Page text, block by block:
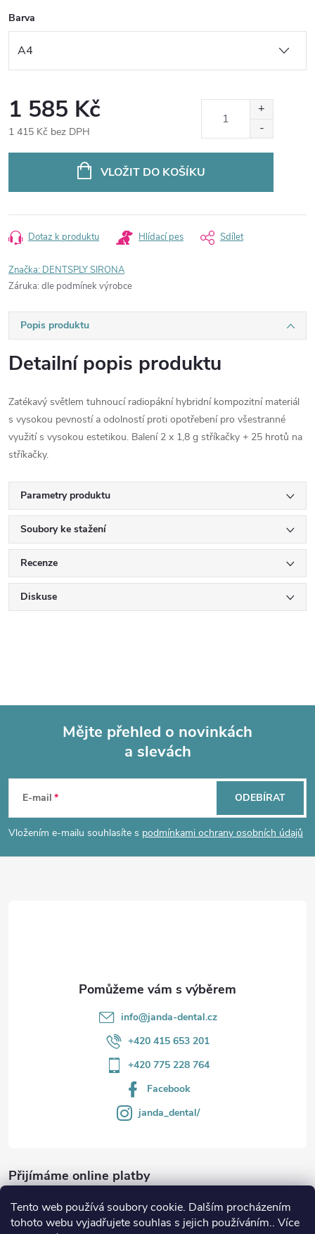
Tento web používá soubory cookie. Dalším procházením
tohoto webu vyjadřujete souhlas s jejich používáním.. Více
Barva
1 585 Kč
1 415 Kč bez DPH
VLOŽIT DO KOŠÍKU
Dotaz k produktu Hlídací pes Sdílet
Značka: DENTSPLY SIRONA
Záruka: dle podmínek výrobce
Popis produktu
Detailní popis produktu
Zatékavý světlem tuhnoucí radiopákní hybridní kompozitní materiál
s vysokou pevností a odolností proti opotřebení pro všestranné
využití s vysokou estetikou. Balení 2 x 1,8 g stříkačky + 25 hrotů na
stříkačky.
Parametry produktu
Soubory ke stažení
Recenze
Diskuse
p
a
Mějte přehled o novinkách
a slevách
E-mail
Vložením e-mailu souhlasíte s podmínkami ochrany osobních údajů
ODEBÍRAT
info@janda-dental.cz
+420 415 653 201
+420 775 228 764
Facebook
janda_dental/
Přijímáme online platby